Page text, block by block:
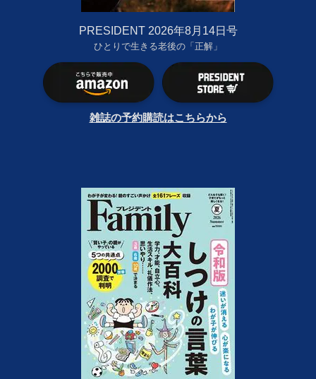
PRESIDENT 2026年8月14日号
ひとりで生きる老後の「正解」
雑誌の予約購読はこちらから